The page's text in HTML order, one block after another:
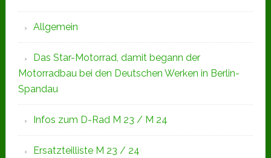
Allgemein
Das Star-Motorrad, damit begann der
Motorradbau bei den Deutschen Werken in Berlin-
Spandau
Infos zum D-Rad M 23 / M 24
Ersatzteilliste M 23 / 24